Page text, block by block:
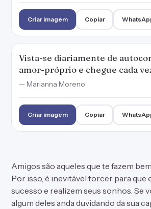
Criar imagem Copiar
Vista-se diariamente de
amor-próprio e chegue cada
— Marianna Moreno
Criar imagem Copiar
Amigos são aqueles que te fazem
Por isso, é inevitável torcer para que
sucesso e realizem seus sonhos. Se
algum deles anda duvidando da sua